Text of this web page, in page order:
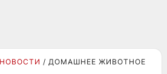
ДОМАШНЕЕ ЖИВОТНОЕ